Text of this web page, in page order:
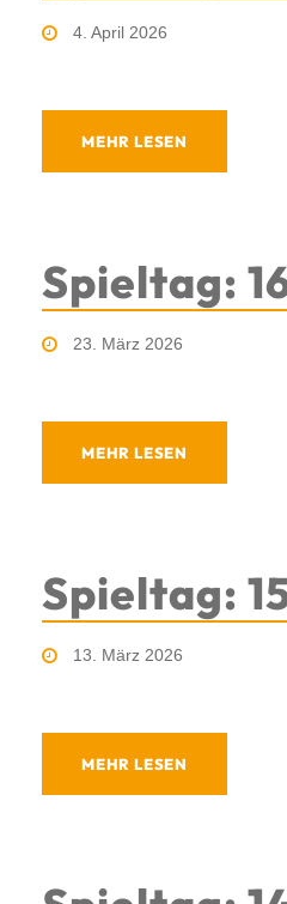
4. April 2026
MEHR LESEN
Spieltag:
23. März 2026
MEHR LESEN
Spieltag:
13. März 2026
MEHR LESEN